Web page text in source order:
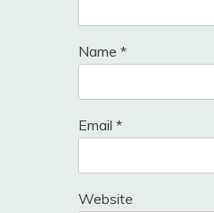
Name *
Email *
Website